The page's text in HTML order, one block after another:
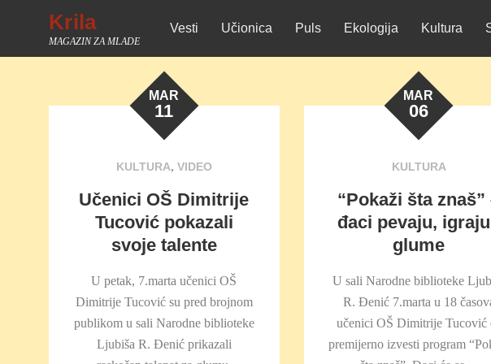
Krila
MAGAZIN ZA MLADE
Vesti Učionica Puls Ekologija Kultura
MAR
11
KULTURA, VIDEO
Učenici OŠ Dimitrije
Tucović pokazali
svoje talente
U petak, 7.marta učenici OŠ
Dimitrije Tucović su pred brojnom
publikom u sali Narodne biblioteke
Ljubiša R. Đenić prikazali
MAR
06
KULTURA
“Pokaži šta znaš”
đaci pevaju,
glume
U sali Narodne biblioteke
R. Đenić 7.marta u 18
učenici OŠ Dimitrije Tucović
premijerno izvesti program